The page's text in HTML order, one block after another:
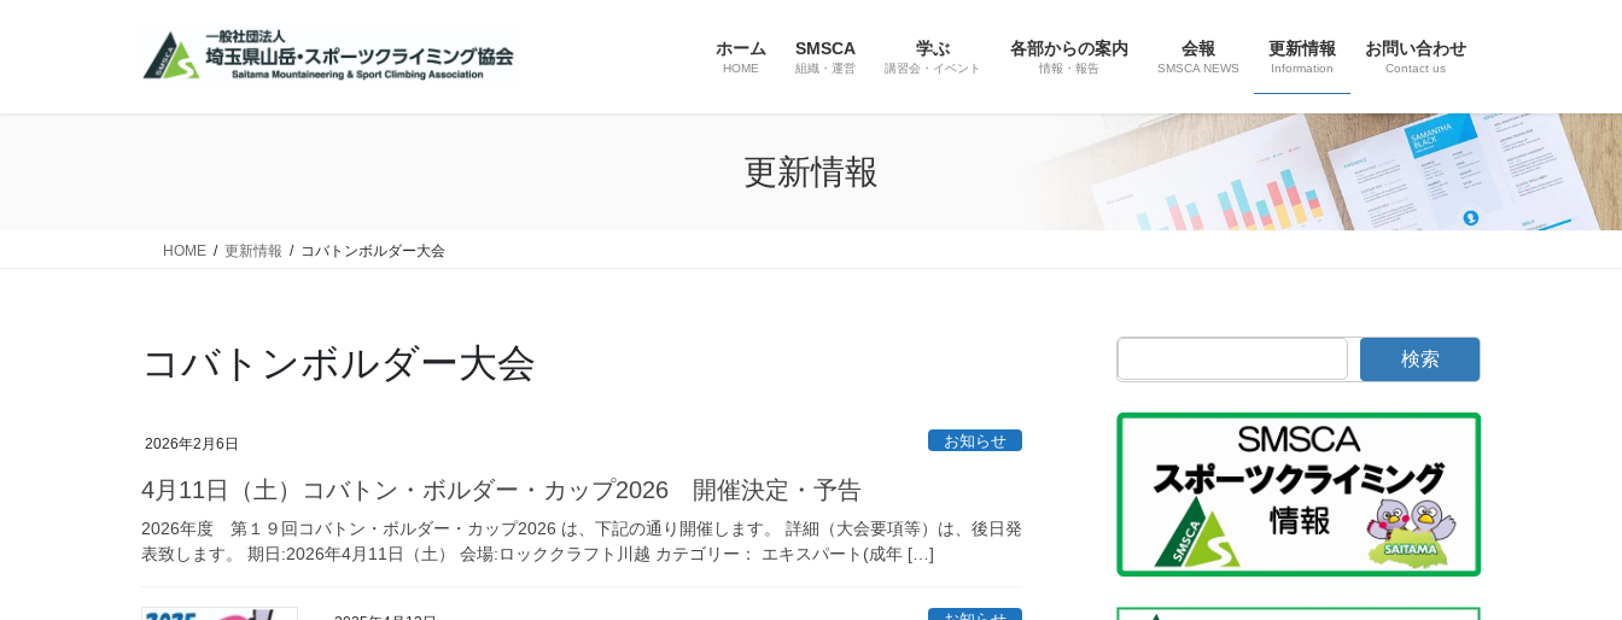
ホーム
HOME
SMSCA
組織・運営
学ぶ
講習会・イベント
各部からの案内
情報・報告
会報
SMSCA NEWS
更新情報
Information
お問い合わせ
Contact us
更新情報
HOME 更新情報 コバトンボルダー大会
コバトンボルダー大会
2026年2月6日 お知らせ
4月11日（土）コバトン・ボルダー・カップ2026 開催決定・予告
2026年度 第１９回コバトン・ボルダー・カップ2026 は、下記の通り開催します。 詳細（大会要項等）は、後日発
表致します。 期日:2026年4月11日（土） 会場:ロッククラフト川越 カテゴリー： エキスパート(成年 […]
検索